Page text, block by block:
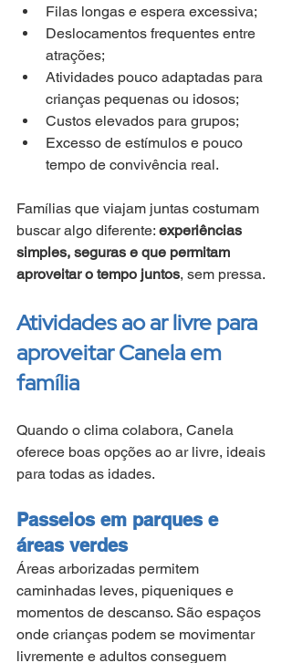
Filas longas e espera excessiva;
Deslocamentos frequentes entre
atrações;
Atividades pouco adaptadas para
crianças pequenas ou idosos;
Custos elevados para grupos;
Excesso de estímulos e pouco
tempo de convivência real.
Famílias que viajam juntas costumam
buscar algo diferente: experiências
simples, seguras e que permitam
aproveitar o tempo juntos, sem pressa.
Atividades ao ar livre para
aproveitar Canela em
família
Quando o clima colabora, Canela
oferece boas opções ao ar livre, ideais
para todas as idades.
Passeios em parques e
áreas verdes
Áreas arborizadas permitem
caminhadas leves, piqueniques e
momentos de descanso. São espaços
onde crianças podem se movimentar
livremente e adultos conseguem